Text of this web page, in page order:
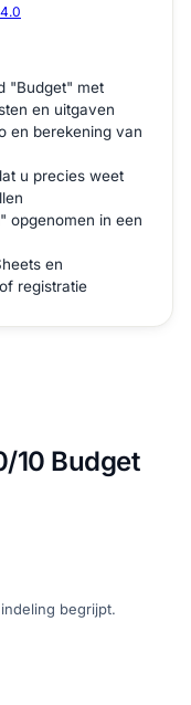
"Budget" met
en uitgaven
en berekening van
u precies weet
opgenomen in een
en
registratie
10 Budget
begrijpt.